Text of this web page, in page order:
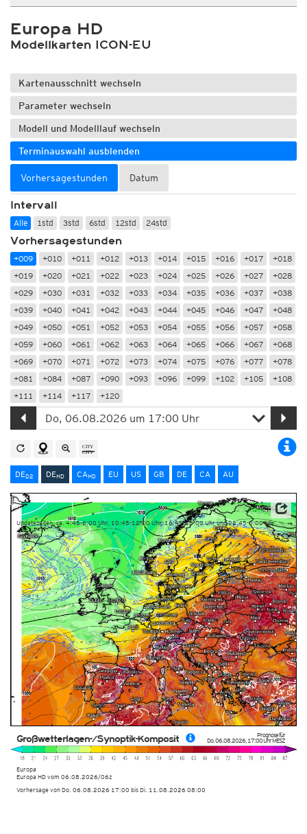
Europa HD
Modellkarten ICON-EU
Kartenausschnitt wechseln
Parameter wechseln
Modell und Modelllauf wechseln
Terminauswahl ausblenden
Vorhersagestunden Datum
Intervall
Alle 1std 3std 6std 12std 24std
Vorhersagestunden
+009 +010 +011 +012 +013 +014 +015 +016 +017
+018
+019
+020 +021 +022 +023 +024 +025 +026 +027
+028
+029
+030 +031 +032 +033 +034 +035 +036 +037
+038
+039
+040 +041 +042 +043 +044 +045 +046 +047
+048
+049
+050 +051 +052 +053 +054 +055 +056 +057
+058
+059
+060 +061 +062 +063 +064 +065 +066 +067
+068
+069
+070 +071 +072 +073 +074 +075 +076 +077
+078
+081
+084 +087 +090 +093 +096 +099 +102 +105
+108
+111
+114 +117 +120
DED2 DEHD CAHD EU US GB DE CA AU
Prognose für
Do. 06.08.2026,17:00 UhrMESZ
Europa
Europa HDvom 06.08.2026/06z
Großwetterlagen-/Synoptik-Komposit
Updatezeiten: ca. 4:45-6:00 Uhr, 10:45-12:00 Uhr, 16:45-18:00 Uhr und 22:45-0:00 Uhr
Vorhersage von Do. 06.08.2026 17:00 bis Di. 11.08.2026 08:00
Datenbasis: Deutscher Wetterdienst (DWD)